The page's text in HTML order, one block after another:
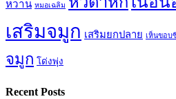
หวาน หมอเฉลิม
เสริมจมูก เสริมยกปลาย เห็นขอบ
จมูก โด่งพุ่ง
Recent Posts